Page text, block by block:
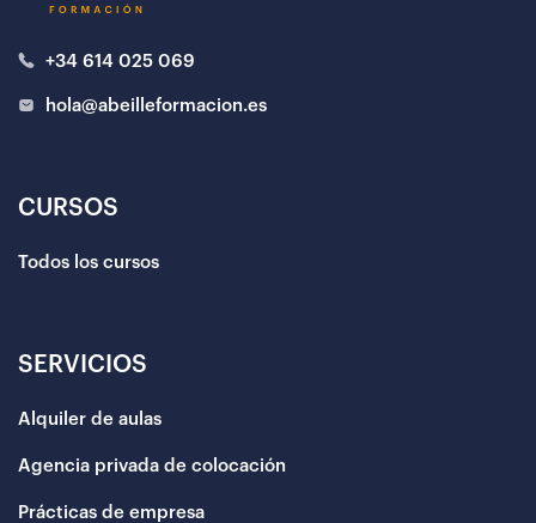
+34 614 025 069
hola@abeilleformacion.es
CURSOS
Todos los cursos
SERVICIOS
Alquiler de aulas
Agencia privada de colocación
Prácticas de empresa